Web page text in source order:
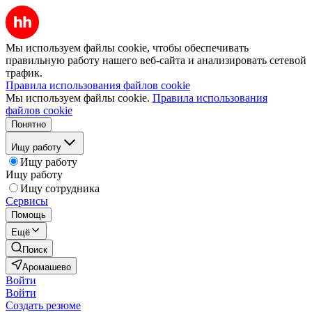
Мы используем файлы cookie, чтобы обеспечивать
правильную работу нашего веб-сайта и анализировать сетевой
трафик.
Правила использования файлов cookie
Мы используем файлы cookie. Правила использования
файлов cookie
Понятно
Ищу работу
Ищу работу
Ищу работу
Ищу сотрудника
Сервисы
Помощь
Ещё
Поиск
Аромашево
Войти
Войти
Создать резюме